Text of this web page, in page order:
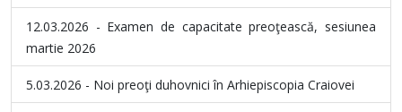
12.03.2026 - Examen de capacitate preoţească, sesiunea
martie 2026
5.03.2026 - Noi preoţi duhovnici în Arhiepiscopia Craiovei